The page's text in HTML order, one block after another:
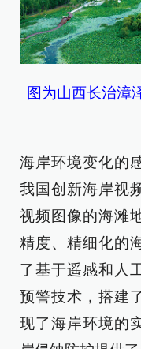
图为山西长治漳
海岸环境变化的
我国创新海岸视
视频图像的海滩
精度、精细化的
了基于遥感和人
预警技术，搭建
现了海岸环境的